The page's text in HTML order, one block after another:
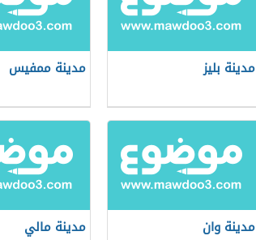
مدينة بليز مدينة ممفيس
مدينة وان مدينة مالي